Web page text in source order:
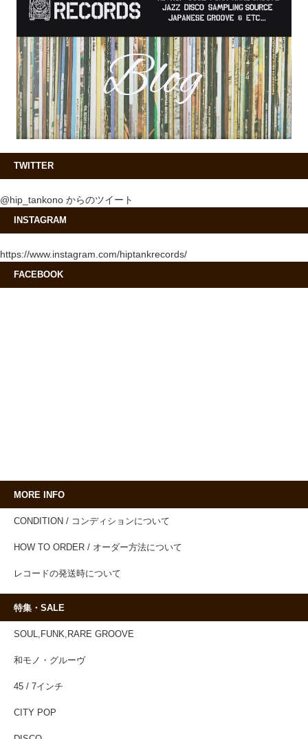
TWITTER
@hip_tankono からのツイート
INSTAGRAM
https://www.instagram.com/hiptankrecords/
FACEBOOK
MORE INFO
CONDITION / コンディションについて
HOW TO ORDER / オーダー方法について
レコードの発送時について
特集・SALE
SOUL,FUNK,RARE GROOVE
和モノ・グルーヴ
45 / 7インチ
CITY POP